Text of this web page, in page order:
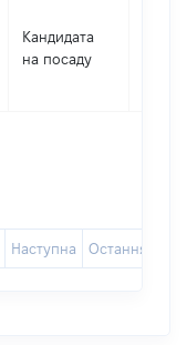
Кандидата
на посаду
Наступна Остання